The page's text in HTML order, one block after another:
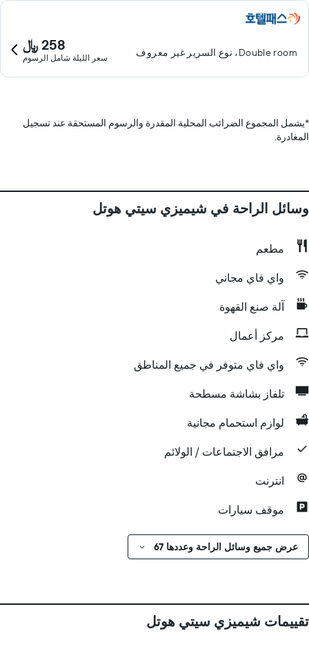
Double room، نوع السرير غير معروف 258 ﷼
سعر الليلة شامل الرسوم
*يشمل المجموع الضرائب المحلية المقدرة والرسوم المستحقة عند تسجيل
المغادرة.
وسائل الراحة في شيميزي سيتي هوتل
مطعم
واي فاي مجاني
آلة صنع القهوة
مركز أعمال
واي فاي متوفر في جميع المناطق
تلفاز بشاشة مسطحة
لوازم استحمام مجانية
مرافق الاجتماعات / الولائم
انترنت
موقف سيارات
عرض جميع وسائل الراحة وعددها 67
تقييمات شيميزي سيتي هوتل